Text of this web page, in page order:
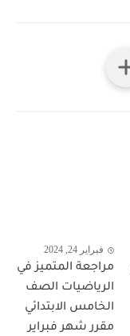
فبراير 24, 2024
مراجعة المتميز في
الرياضيات الصف
الخامس الابتدائي
مقرر شهر فبراير